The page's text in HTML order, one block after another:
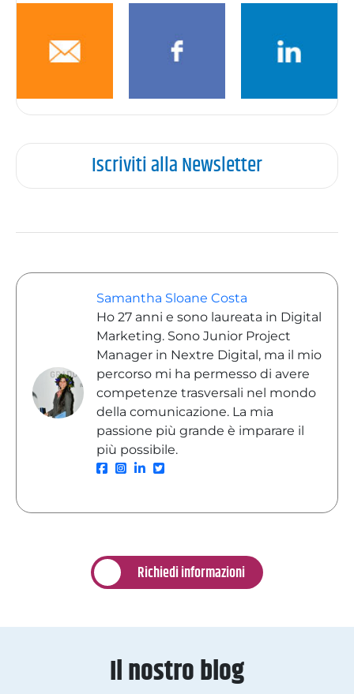
Iscriviti alla Newsletter
Samantha Sloane Costa
Ho 27 anni e sono laureata in Digital
Marketing. Sono Junior Project
Manager in Nextre Digital, ma il mio
percorso mi ha permesso di avere
competenze trasversali nel mondo
della comunicazione. La mia
passione più grande è imparare il
più possibile.
Richiedi informazioni
Il nostro blog